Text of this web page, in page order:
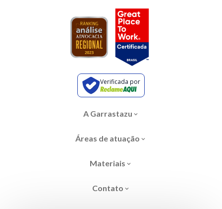
Verificada por
A Garrastazu
Áreas de atuação
Materiais
Contato